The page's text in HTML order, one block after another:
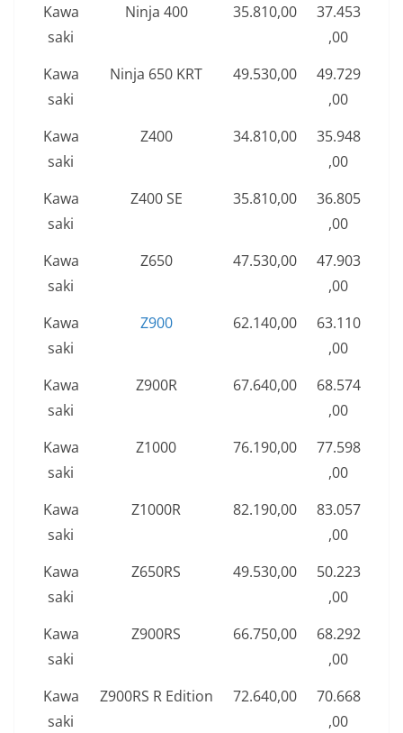
Kawa
saki
Ninja 400 35.810,00
37.453
,00
Kawa
saki
Ninja 650 KRT 49.530,00
49.729
,00
Kawa
saki
Z400 34.810,00
35.948
,00
Kawa
saki
Z400 SE 35.810,00
36.805
,00
Kawa
saki
Z650 47.530,00
47.903
,00
Kawa
saki
Z900 62.140,00
63.110
,00
Kawa
saki
Z900R 67.640,00
68.574
,00
Kawa
saki
Z1000 76.190,00
77.598
,00
Kawa
saki
Z1000R 82.190,00
83.057
,00
Kawa
saki
Z650RS 49.530,00
50.223
,00
Kawa
saki
Z900RS 66.750,00
68.292
,00
Kawa
saki
Z900RS R Edition 72.640,00
70.668
,00